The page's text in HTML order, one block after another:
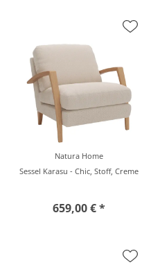
Natura Home
Sessel Karasu - Chic, Stoff, Creme
659,00 € *